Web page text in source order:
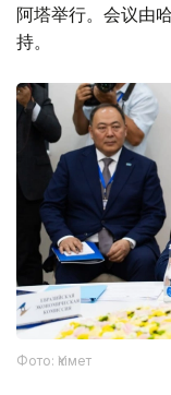
阿塔举行。会议由
持。
Фото: Үкімет